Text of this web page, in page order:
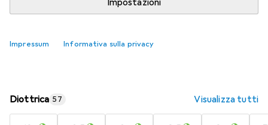
Impostazioni
Impressum Informativa sulla privacy
Diottrica 57 Visualizza tutti